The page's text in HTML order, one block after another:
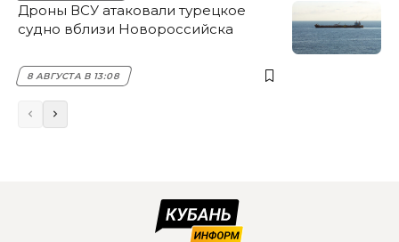
Дроны ВСУ атаковали турецкое
судно вблизи Новороссийска
8 АВГУСТА В 13:08